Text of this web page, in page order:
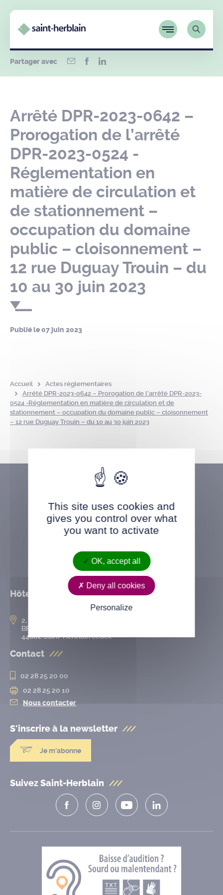
Partager avec
Arrêté DPR-2023-0642 –
Prorogation de l’arrêté
DPR-2023-0524 -
Réglementation en
matière de circulation et
de stationnement –
occupation du domaine
public – cloisonnement –
12 rue Duguay Trouin – du
10 au 30 juin 2023
Publié le07 juin 2023
Accueil
Actes réglementaires
Arrêté DPR-2023-0642 – Prorogation de l’arrêté DPR-2023-
0524 -Réglementation en matière de circulation et de
stationnement – occupation du domaine public – cloisonnement
– 12 rue Duguay Trouin – du 10 au 30 juin 2023
Hôtel de ville
2, rue de l’Hôtel-de-Ville
BP 50167
44802 Saint-Herblain cedex
Contact
02 28 25 20 00
02 28 25 20 10
Nous contacter
S'inscrire à la newsletter
Je m'abonne
Suivez Saint-Herblain
This site uses cookies and
gives you control over what
you want to activate
OK, accept all
Deny all cookies
Personalize